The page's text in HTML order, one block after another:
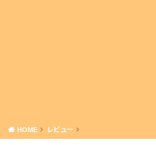
HOME レビュー